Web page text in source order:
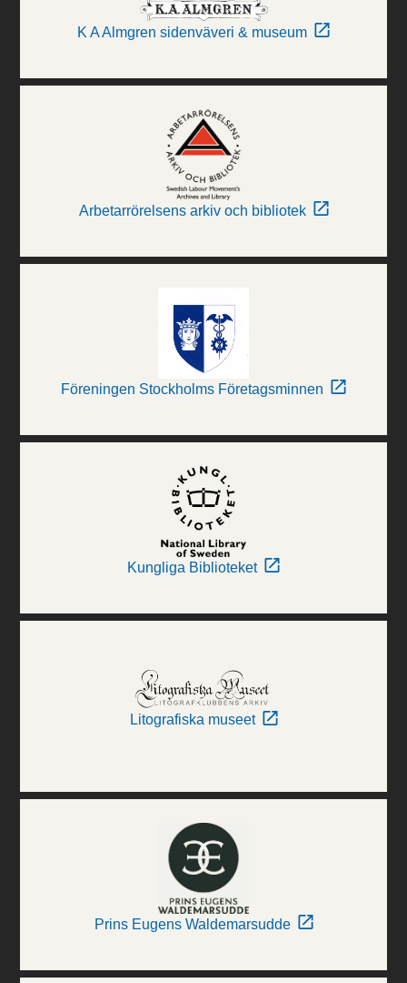
K A Almgren sidenväveri & museum
Arbetarrörelsens arkiv och bibliotek
Föreningen Stockholms Företagsminnen
Kungliga Biblioteket
Litografiska museet
Prins Eugens Waldemarsudde